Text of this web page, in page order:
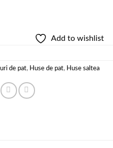
Add to wishlist
de pat, Huse de pat, Huse saltea